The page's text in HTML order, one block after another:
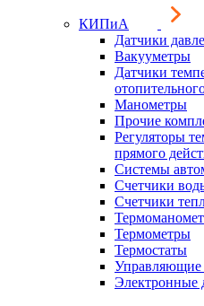
КИПиА
Датчики
Вакууметры
Датчики
Манометры
Прочие
Регуляторы
прямого
Системы
Счетчики
Счетчики
Термометры
Термостаты
Управляющие
Электронные